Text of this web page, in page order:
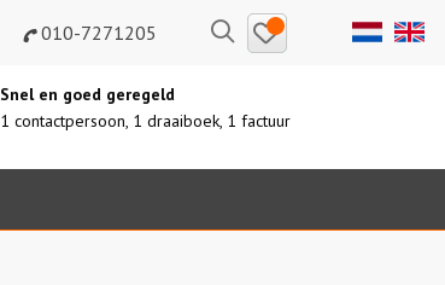
010-7271205 ZoekenBewaarde
uitjes
Snel en goed geregeld
1 contactpersoon, 1 draaiboek, 1 factuur